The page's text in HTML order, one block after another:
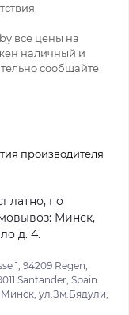
все цены на
наличный и
сообщайте
производителя
по
Минск,
д. 4.
1, 94209 Regen,
Santander, Spain
ул.Зм.Бядули,